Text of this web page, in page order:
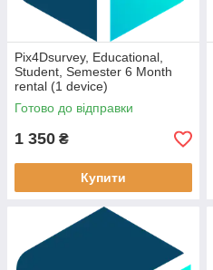
Pix4Dsurvey, Educational,
Student, Semester 6 Month
rental (1 device)
Готово до відправки
1 350 ₴
Купити